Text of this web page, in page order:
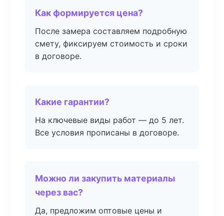
Как формируется цена?
После замера составляем подробную
смету, фиксируем стоимость и сроки
в договоре.
Какие гарантии?
На ключевые виды работ — до 5 лет.
Все условия прописаны в договоре.
Можно ли закупить материалы
через вас?
Да, предложим оптовые цены и